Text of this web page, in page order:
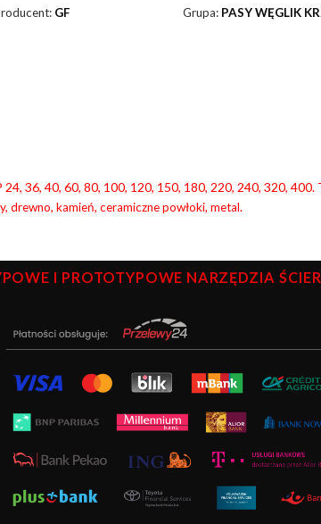
GF Grupa: PASY WĘGLIK
36, 40, 60, 80, 100, 120, 150, 180, 220, 240, 320,
drewno, kamień, ceramiczne powłoki, metal.
I PROTOTYPOWE NARZĘDZIA